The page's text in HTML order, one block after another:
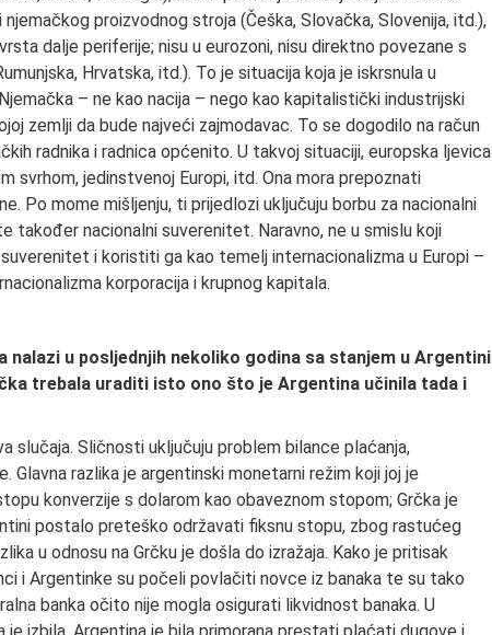
proizvodnog stroja (Češka, Slovačka, Slovenija, itd.),
dalje periferije; nisu u eurozoni, nisu direktno povezane s
Hrvatska, itd.). To je situacija koja je iskrsnula u
– ne kao nacija – nego kao kapitalistički industrijski
zemlji da bude najveći zajmodavac. To se dogodilo na račun
radnika i radnica općenito. U takvoj situaciji, europska ljevica
svrhom, jedinstvenoj Europi, itd. Ona mora prepoznati
Po mome mišljenju, ti prijedlozi uključuju borbu za nacionalni
nacionalni suverenitet. Naravno, ne u smislu koji
i koristiti ga kao temelj internacionalizma u Europi –
korporacija i krupnog kapitala.
nalazi u posljednjih nekoliko godina sa stanjem u Argentini
trebala uraditi isto ono što je Argentina učinila tada i
Sličnosti uključuju problem bilance plaćanja,
razlika je argentinski monetarni režim koji joj je
konverzije s dolarom kao obaveznom stopom; Grčka je
postalo preteško održavati fiksnu stopu, zbog rastućeg
u odnosu na Grčku je došla do izražaja. Kako je pritisak
i Argentinke su počeli povlačiti novce iz banaka te su tako
banka očito nije mogla osigurati likvidnost banaka. U
izbila. Argentina je bila primorana prestati plaćati dugove i